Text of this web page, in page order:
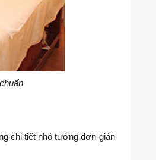
chi tiết nhỏ tưởng đơn giản